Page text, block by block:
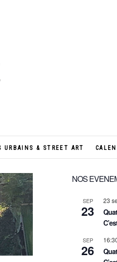
URBAINS & STREET ART
NOS
SEP
23
23
SEP
26